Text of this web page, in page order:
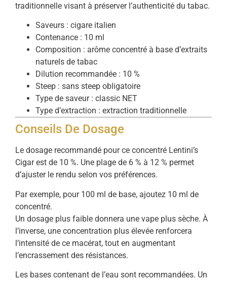
traditionnelle visant à préserver l’authenticité du tabac.
Saveurs : cigare italien
Contenance : 10 ml
Composition : arôme concentré à base d’extraits
naturels de tabac
Dilution recommandée : 10 %
Steep : sans steep obligatoire
Type de saveur : classic NET
Type d’extraction : extraction traditionnelle
Conseils De Dosage
Le dosage recommandé pour ce concentré Lentini’s
Cigar est de 10 %. Une plage de 6 % à 12 % permet
d’ajuster le rendu selon vos préférences.
Par exemple, pour 100 ml de base, ajoutez 10 ml de
concentré.
Un dosage plus faible donnera une vape plus sèche. À
l’inverse, une concentration plus élevée renforcera
l’intensité de ce macérat, tout en augmentant
l’encrassement des résistances.
Les bases contenant de l’eau sont recommandées. Un